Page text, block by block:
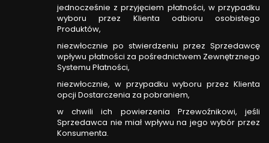
jednocześnie z przyjęciem płatności, w przypadku
wyboru przez Klienta odbioru osobistego
Produktów,
niezwłocznie po stwierdzeniu przez Sprzedawcę
wpływu płatności za pośrednictwem Zewnętrznego
Systemu Płatności,
niezwłocznie, w przypadku wyboru przez Klienta
opcji Dostarczenia za pobraniem,
w chwili ich powierzenia Przewoźnikowi, jeśli
Sprzedawca nie miał wpływu na jego wybór przez
Konsumenta.